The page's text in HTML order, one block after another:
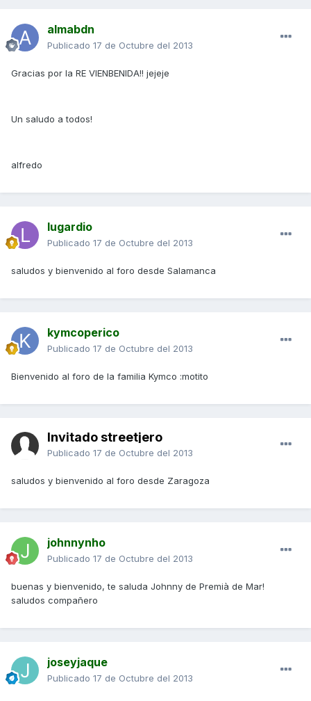
almabdn
Publicado 17 de Octubre del 2013
Gracias por la RE VIENBENIDA!! jejeje
Un saludo a todos!
alfredo
lugardio
Publicado 17 de Octubre del 2013
saludos y bienvenido al foro desde Salamanca
kymcoperico
Publicado 17 de Octubre del 2013
Bienvenido al foro de la familia Kymco :motito
Invitado streetjero
Publicado 17 de Octubre del 2013
saludos y bienvenido al foro desde Zaragoza
johnnynho
Publicado 17 de Octubre del 2013
buenas y bienvenido, te saluda Johnny de Premià de Mar!
saludos compañero
joseyjaque
Publicado 17 de Octubre del 2013